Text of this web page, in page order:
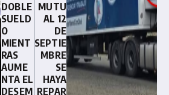
DOBLE
SUELD
O
MIENT
RAS
AUME
NTA EL
DESEM
MUTU
AL 12
DE
SEPTIE
MBRE
SE
HAYA
REPAR